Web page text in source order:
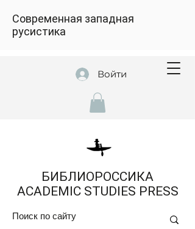
Войти
БИБЛИОРОССИКА
ACADEMIC STUDIES PRESS
Современная западная
русистика